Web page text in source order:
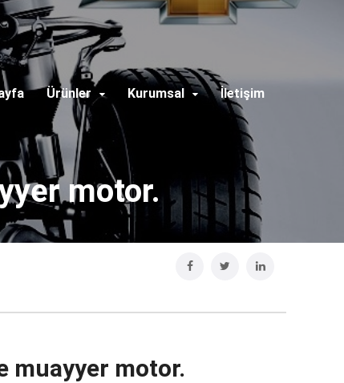
Ürünler Kurumsal İletişim
motor.
muayyer motor.